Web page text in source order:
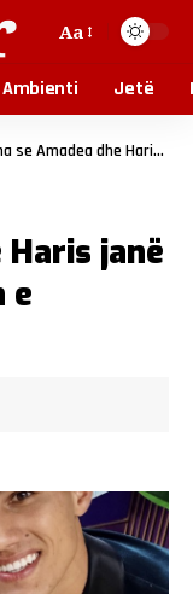
Aa
Ambienti Jetë
dhe Haris janë ndarë, por si qëndron e vërteta?
Haris janë
e